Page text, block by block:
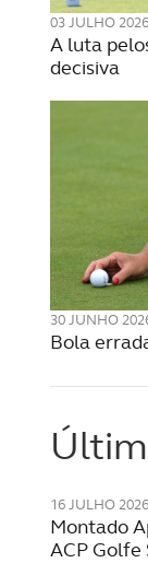
03 JULHO 2026
A luta
decisiva
30 JUNHO
Bola
16 JULHO 2026
Montado
ACP Golfe